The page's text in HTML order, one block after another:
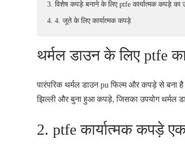
3. विशेष कपड़े बनाने के लिए ptfe कार्यात्मक कपड़े का
4. 4. जूते के लिए कार्यात्मक कपड़े
थर्मल डाउन के लिए ptfe
पारंपरिक थर्मल डाउन pu फिल्म और कपड़े से बना
झिल्ली और बुना हुआ कपड़े, जिसका उपयोग थर्मल
2. ptfe कार्यात्मक कपड़े